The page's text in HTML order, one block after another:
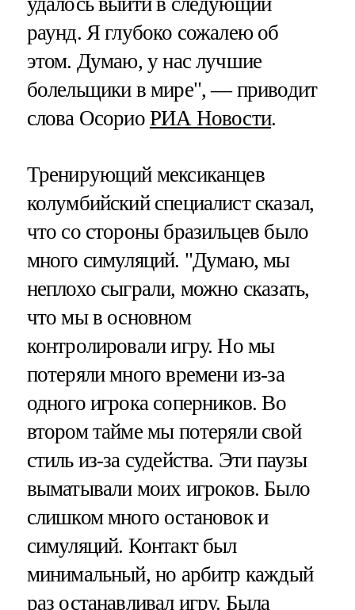
раунд. Я глубоко сожалею об
этом. Думаю, у нас лучшие
болельщики в мире", — приводит
слова Осорио РИА Новости.
Тренирующий мексиканцев
колумбийский специалист сказал,
что со стороны бразильцев было
много симуляций. "Думаю, мы
неплохо сыграли, можно сказать,
что мы в основном
контролировали игру. Но мы
потеряли много времени из-за
одного игрока соперников. Во
втором тайме мы потеряли свой
стиль из-за судейства. Эти паузы
выматывали моих игроков. Было
слишком много остановок и
симуляций. Контакт был
минимальный, но арбитр каждый
раз останавливал игру. Была